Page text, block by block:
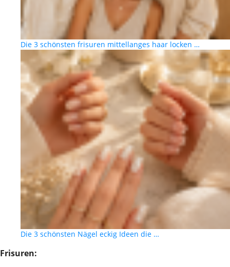
Die 3 schönsten frisuren mittellanges haar locken …
Die 3 schönsten Nägel eckig Ideen die …
Frisuren: